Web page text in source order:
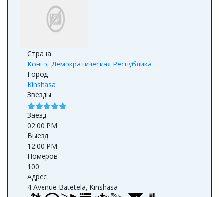
Страна
Конго, Демократическая Республика
Город
Kinshasa
Звезды
Заезд
02:00 PM
Выезд
12:00 PM
Номеров
100
Адрес
4 Avenue Batetela, Kinshasa